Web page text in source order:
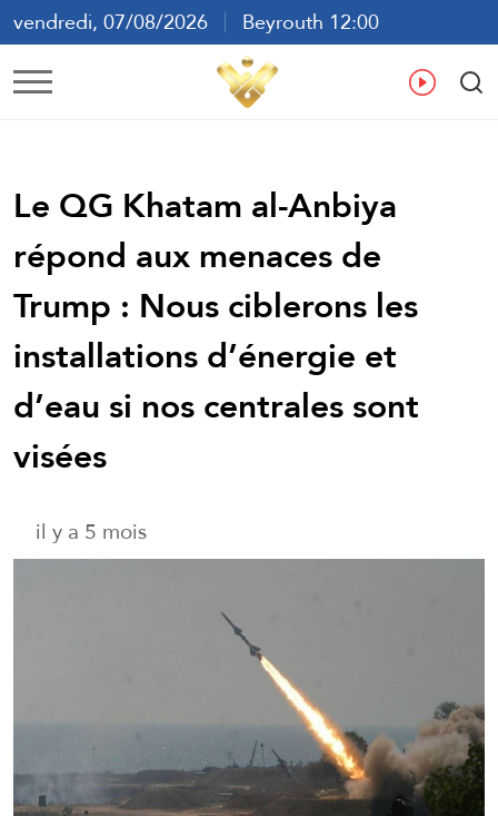
vendredi, 07/08/2026
Beyrouth 12:00
ع
Le QG Khatam al-Anbiya
répond aux menaces de
Trump : Nous ciblerons les
installations d’énergie et
d’eau si nos centrales sont
visées
il y a 5 mois